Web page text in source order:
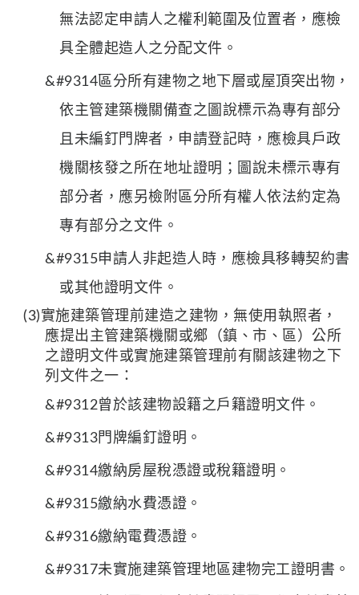
無法認定申請人之權利範圍及位置者，應檢
具全體起造人之分配文件。
&#9314區分所有建物之地下層或屋頂突出物，
依主管建築機關備查之圖說標示為專有部分
且未編釘門牌者，申請登記時，應檢具戶政
機關核發之所在地址證明；圖說未標示專有
部分者，應另檢附區分所有權人依法約定為
專有部分之文件。
&#9315申請人非起造人時，應檢具移轉契約書
或其他證明文件。
(3)實施建築管理前建造之建物，無使用執照者，
應提出主管建築機關或鄉（鎮、市、區）公所
之證明文件或實施建築管理前有關該建物之下
列文件之一：
&#9312曾於該建物設籍之戶籍證明文件。
&#9313門牌編釘證明。
&#9314繳納房屋稅憑證或稅籍證明。
&#9315繳納水費憑證。
&#9316繳納電費憑證。
&#9317未實施建築管理地區建物完工證明書。